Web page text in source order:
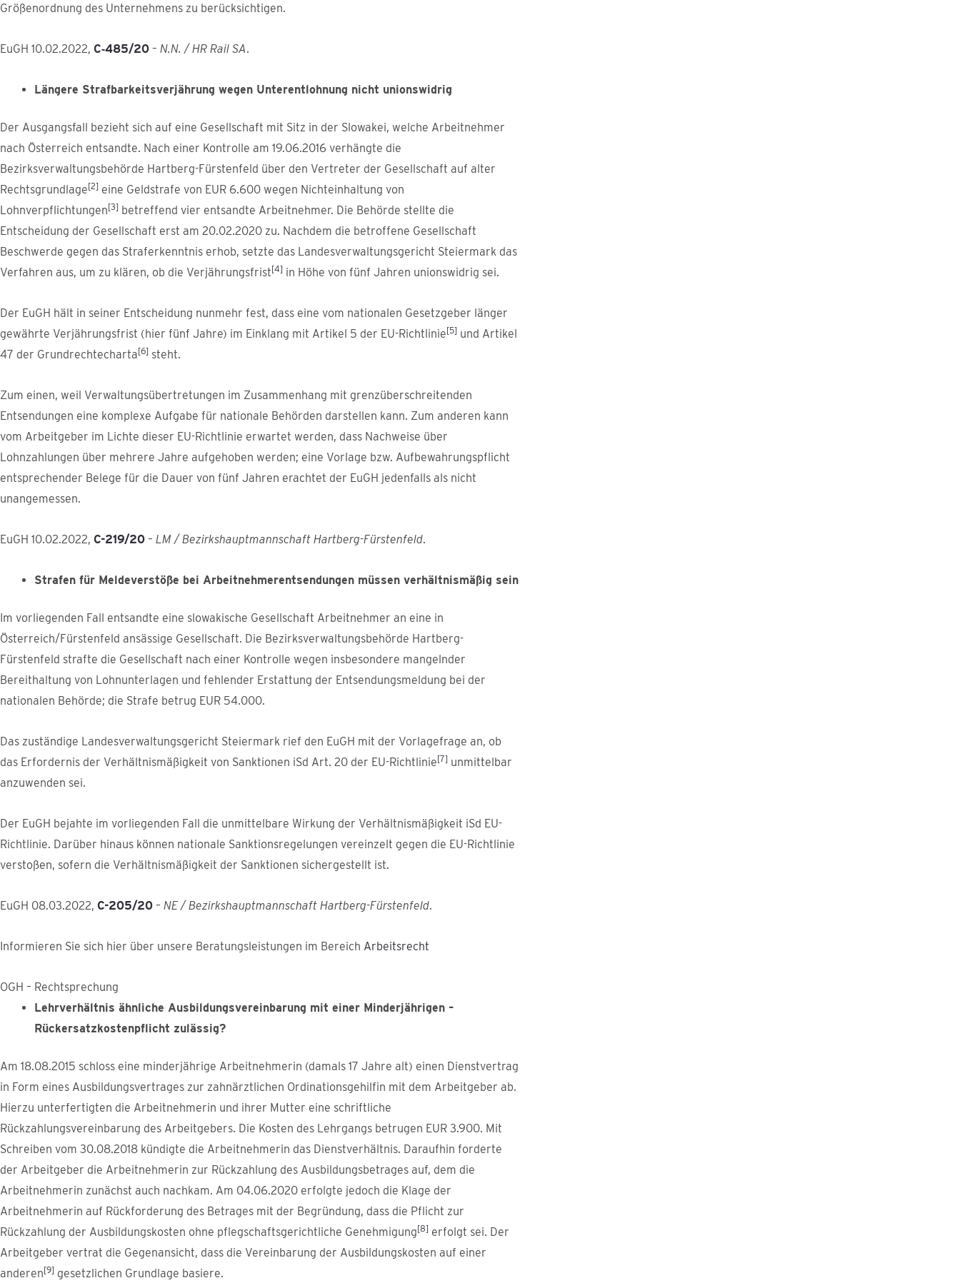
Größenordnung des Unternehmens zu berücksichtigen.
EuGH 10.02.2022, C‑485/20 – N.N. / HR Rail SA.
Längere Strafbarkeitsverjährung wegen Unterentlohnung nicht unionswidrig
Der Ausgangsfall bezieht sich auf eine Gesellschaft mit Sitz in der Slowakei, welche Arbeitnehmer
nach Österreich entsandte. Nach einer Kontrolle am 19.06.2016 verhängte die
Bezirksverwaltungsbehörde Hartberg-Fürstenfeld über den Vertreter der Gesellschaft auf alter
Rechtsgrundlage[2] eine Geldstrafe von EUR 6.600 wegen Nichteinhaltung von
Lohnverpflichtungen[3] betreffend vier entsandte Arbeitnehmer. Die Behörde stellte die
Entscheidung der Gesellschaft erst am 20.02.2020 zu. Nachdem die betroffene Gesellschaft
Beschwerde gegen das Straferkenntnis erhob, setzte das Landesverwaltungsgericht Steiermark das
Verfahren aus, um zu klären, ob die Verjährungsfrist[4] in Höhe von fünf Jahren unionswidrig sei.
Der EuGH hält in seiner Entscheidung nunmehr fest, dass eine vom nationalen Gesetzgeber länger
gewährte Verjährungsfrist (hier fünf Jahre) im Einklang mit Artikel 5 der EU-Richtlinie[5] und Artikel
47 der Grundrechtecharta[6] steht.
Zum einen, weil Verwaltungsübertretungen im Zusammenhang mit grenzüberschreitenden
Entsendungen eine komplexe Aufgabe für nationale Behörden darstellen kann. Zum anderen kann
vom Arbeitgeber im Lichte dieser EU-Richtlinie erwartet werden, dass Nachweise über
Lohnzahlungen über mehrere Jahre aufgehoben werden; eine Vorlage bzw. Aufbewahrungspflicht
entsprechender Belege für die Dauer von fünf Jahren erachtet der EuGH jedenfalls als nicht
unangemessen.
EuGH 10.02.2022, C-219/20 – LM / Bezirkshauptmannschaft Hartberg-Fürstenfeld.
Strafen für Meldeverstöße bei Arbeitnehmerentsendungen müssen verhältnismäßig sein
Im vorliegenden Fall entsandte eine slowakische Gesellschaft Arbeitnehmer an eine in
Österreich/Fürstenfeld ansässige Gesellschaft. Die Bezirksverwaltungsbehörde Hartberg-
Fürstenfeld strafte die Gesellschaft nach einer Kontrolle wegen insbesondere mangelnder
Bereithaltung von Lohnunterlagen und fehlender Erstattung der Entsendungsmeldung bei der
nationalen Behörde; die Strafe betrug EUR 54.000.
Das zuständige Landesverwaltungsgericht Steiermark rief den EuGH mit der Vorlagefrage an, ob
das Erfordernis der Verhältnismäßigkeit von Sanktionen iSd Art. 20 der EU-Richtlinie[7] unmittelbar
anzuwenden sei.
Der EuGH bejahte im vorliegenden Fall die unmittelbare Wirkung der Verhältnismäßigkeit iSd EU-
Richtlinie. Darüber hinaus können nationale Sanktionsregelungen vereinzelt gegen die EU-Richtlinie
verstoßen, sofern die Verhältnismäßigkeit der Sanktionen sichergestellt ist.
EuGH 08.03.2022, C-205/20 – NE / Bezirkshauptmannschaft Hartberg-Fürstenfeld.
Informieren Sie sich hier über unsere Beratungsleistungen im Bereich Arbeitsrecht
OGH – Rechtsprechung
Lehrverhältnis ähnliche Ausbildungsvereinbarung mit einer Minderjährigen –
Rückersatzkostenpflicht zulässig?
Am 18.08.2015 schloss eine minderjährige Arbeitnehmerin (damals 17 Jahre alt) einen Dienstvertrag
in Form eines Ausbildungsvertrages zur zahnärztlichen Ordinationsgehilfin mit dem Arbeitgeber ab.
Hierzu unterfertigten die Arbeitnehmerin und ihrer Mutter eine schriftliche
Rückzahlungsvereinbarung des Arbeitgebers. Die Kosten des Lehrgangs betrugen EUR 3.900. Mit
Schreiben vom 30.08.2018 kündigte die Arbeitnehmerin das Dienstverhältnis. Daraufhin forderte
der Arbeitgeber die Arbeitnehmerin zur Rückzahlung des Ausbildungsbetrages auf, dem die
Arbeitnehmerin zunächst auch nachkam. Am 04.06.2020 erfolgte jedoch die Klage der
Arbeitnehmerin auf Rückforderung des Betrages mit der Begründung, dass die Pflicht zur
Rückzahlung der Ausbildungskosten ohne pflegschaftsgerichtliche Genehmigung[8] erfolgt sei. Der
Arbeitgeber vertrat die Gegenansicht, dass die Vereinbarung der Ausbildungskosten auf einer
anderen[9] gesetzlichen Grundlage basiere.